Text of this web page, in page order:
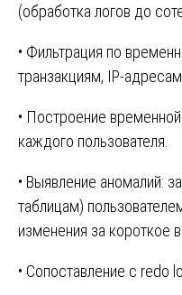
(обработка логов до
• Фильтрация по
транзакциям, IP-адресам.
• Построение
каждого пользователя.
• Выявление аномалий:
таблицам)
изменения за короткое
• Сопоставление с redo